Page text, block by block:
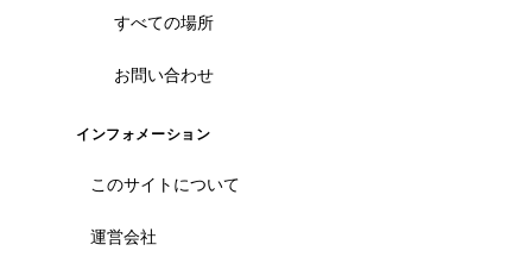
すべての場所
お問い合わせ
インフォメーション
このサイトについて
運営会社